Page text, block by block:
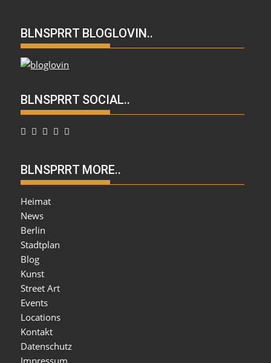
BLNSPRRT BLOGLOVIN..
BLNSPRRT SOCIAL..
BLNSPRRT MORE..
Heimat
News
Berlin
Stadtplan
Blog
Kunst
Street Art
Events
Locations
Kontakt
Datenschutz
Impressum